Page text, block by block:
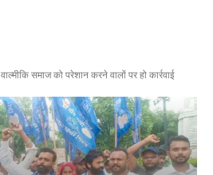
वाल्मीकि समाज को परेशान करने वालों पर हो कार्रवाई